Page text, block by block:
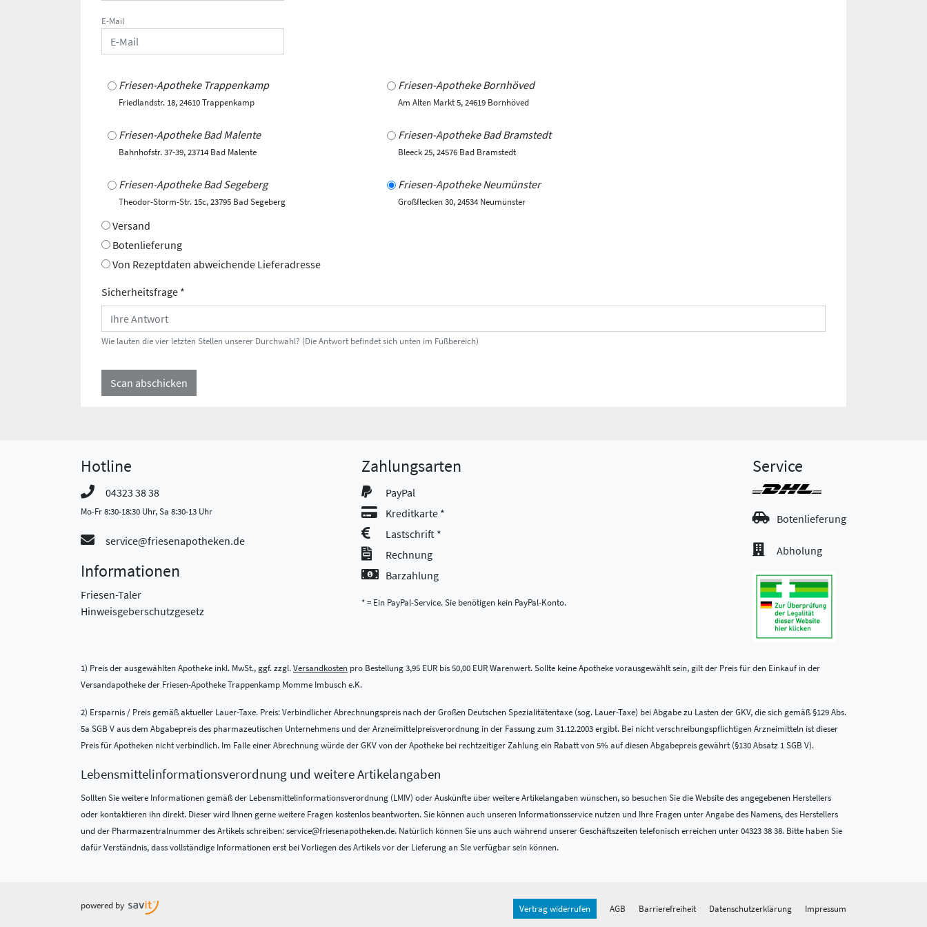
E-Mail
Friesen-Apotheke Trappenkamp
Friedlandstr. 18, 24610 Trappenkamp
Friesen-Apotheke Bornhöved
Am Alten Markt 5, 24619 Bornhöved
Friesen-Apotheke Bad Malente
Bahnhofstr. 37-39, 23714 Bad Malente
Friesen-Apotheke Bad Bramstedt
Bleeck 25, 24576 Bad Bramstedt
Friesen-Apotheke Bad Segeberg
Theodor-Storm-Str. 15c, 23795 Bad Segeberg
Friesen-Apotheke Neumünster
Großflecken 30, 24534 Neumünster
Versand
Botenlieferung
Von Rezeptdaten abweichende Lieferadresse
Sicherheitsfrage *
Wie lauten die vier letzten Stellen unserer Durchwahl? (Die Antwort befindet sich unten im Fußbereich)
Scan abschicken
Hotline
04323 38 38
Mo-Fr 8:30-18:30 Uhr, Sa 8:30-13 Uhr
service@friesenapotheken.de
Informationen
Friesen-Taler
Hinweisgeberschutzgesetz
Zahlungsarten
PayPal
Kreditkarte *
Lastschrift *
Rechnung
Barzahlung
* = Ein PayPal-Service. Sie benötigen kein PayPal-Konto.
Service
Botenlieferung
Abholung
1) Preis der ausgewählten Apotheke inkl. MwSt., ggf. zzgl.Versandkosten pro Bestellung 3,95 EUR bis 50,00 EUR Warenwert. Sollte keine Apotheke vorausgewählt sein, gilt der Preis für den Einkauf in der
Versandapotheke der Friesen-Apotheke Trappenkamp Momme Imbusch e.K.
2) Ersparnis / Preis gemäß aktueller Lauer-Taxe. Preis: Verbindlicher Abrechnungspreis nach der Großen Deutschen Spezialitätentaxe (sog. Lauer-Taxe) bei Abgabe zu Lasten der GKV, die sich gemäß §129 Abs.
5a SGB V aus dem Abgabepreis des pharmazeutischen Unternehmens und der Arzneimittelpreisverordnung in der Fassung zum 31.12.2003 ergibt. Bei nicht verschreibungspflichtigen Arzneimitteln ist dieser
Preis für Apotheken nicht verbindlich. Im Falle einer Abrechnung würde der GKV von der Apotheke bei rechtzeitiger Zahlung ein Rabatt von 5% auf diesen Abgabepreis gewährt (§130 Absatz 1 SGB V).
Lebensmittel­informations­verordnung und weitere Artikelangaben
Sollten Sie weitere Informationen gemäß der Lebensmittel­informations­verordnung (LMIV) oder Auskünfte über weitere Artikelangaben wünschen, so besuchen Sie die Website des angegebenen Herstellers
oder kontaktieren ihn direkt. Dieser wird Ihnen gerne weitere Fragen kostenlos beantworten. Sie können auch unseren Informationsservice nutzen und Ihre Fragen unter Angabe des Namens, des Herstellers
und der Pharmazentralnummer des Artikels schreiben: service@friesenapotheken.de. Natürlich können Sie uns auch während unserer Geschäftszeiten telefonisch erreichen unter 04323 38 38. Bitte haben Sie
dafür Verständnis, dass vollständige Informationen erst bei Vorliegen des Artikels vor der Lieferung an Sie verfügbar sein können.
powered by Vertrag widerrufen AGB Barrierefreiheit Datenschutzerklärung Impressum